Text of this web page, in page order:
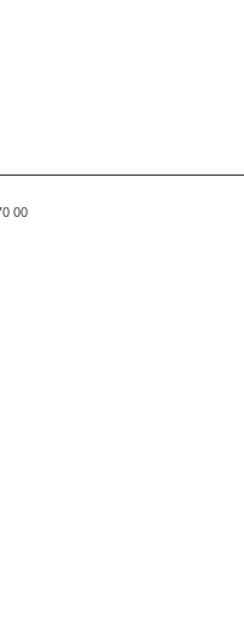
00